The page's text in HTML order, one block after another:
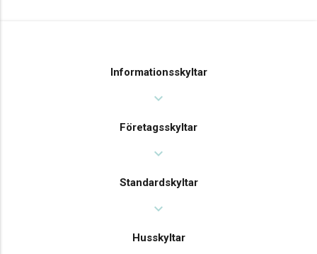
Informationsskyltar
expand_more
Företagsskyltar
expand_more
Standardskyltar
expand_more
Husskyltar